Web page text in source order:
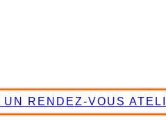
UN RENDEZ-VOUS